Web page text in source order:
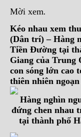
Mời xem.
Kéo nhau xem
(Dân trí) – Hàng
Tiền Đường tại
Giang của Trung
con sóng lớn cao
thiên nhiên
Hàng nghìn
đứng chen nhau
tại thành phố